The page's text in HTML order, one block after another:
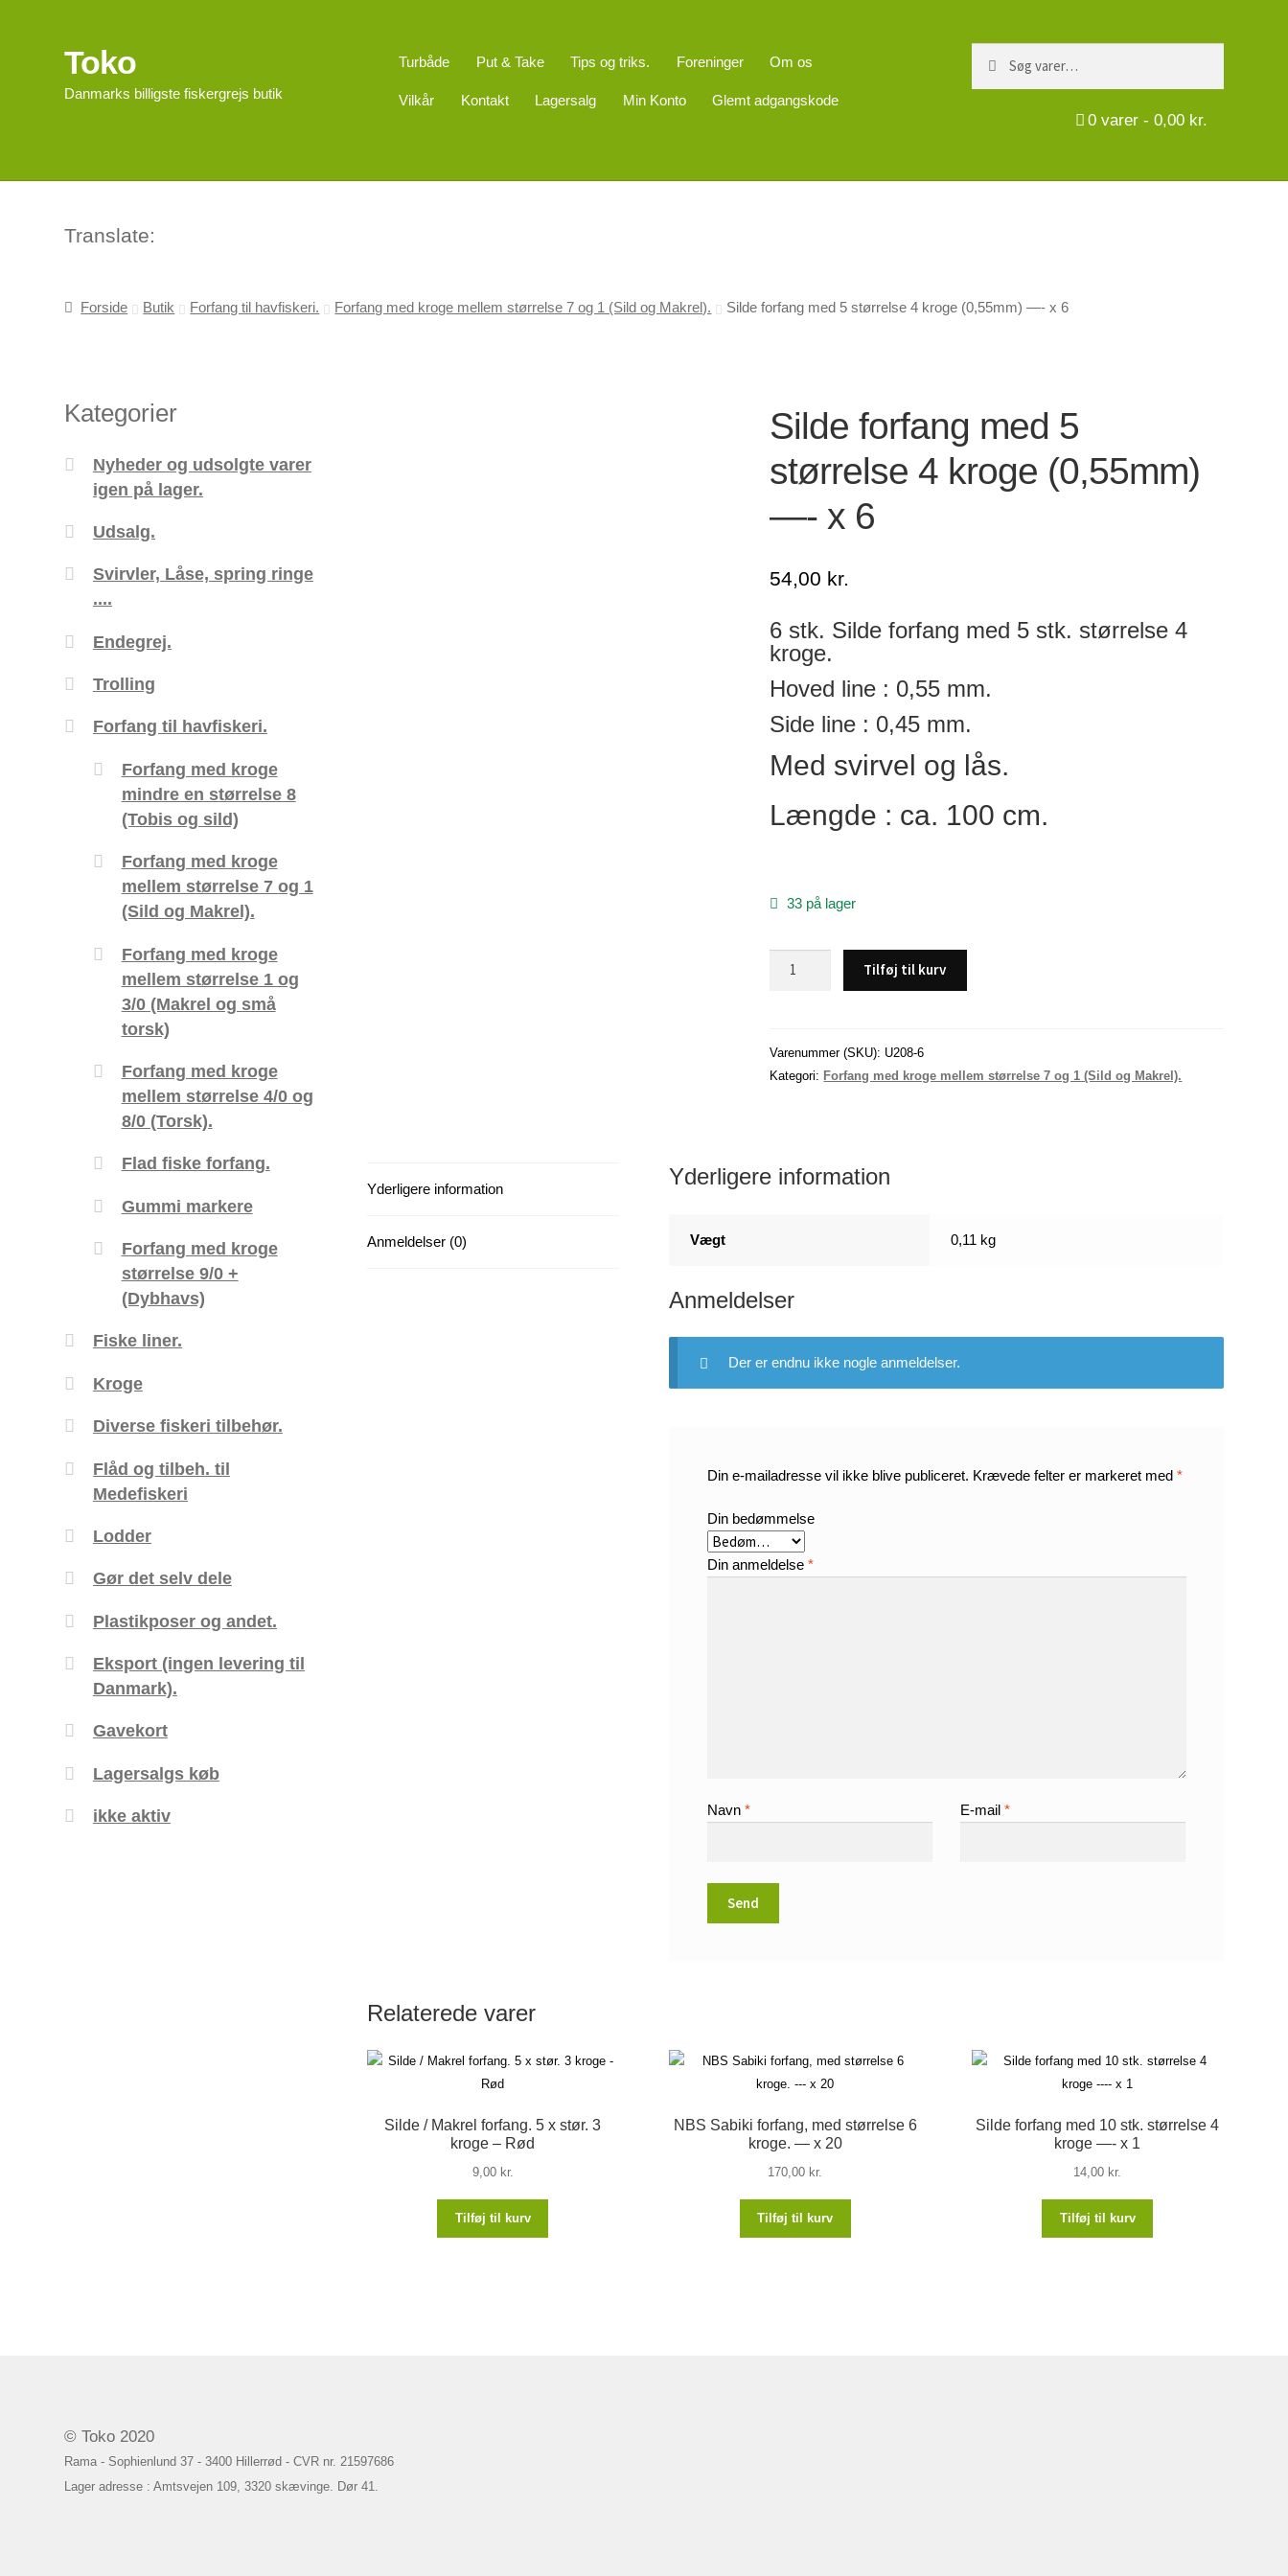
Spring
til
navigation
Spring
til
indhold
Toko
Danmarks billigste fiskergrejs butik
Turbåde Put & Take Tips og triks. Foreninger Om os
Vilkår Kontakt Lagersalg Min Konto Glemt adgangskode
0varer - 0,00 kr.
Translate:
Forside Butik Forfang til havfiskeri. Forfang med kroge mellem størrelse 7 og 1 (Sild og Makrel). Silde forfang med 5 størrelse 4 kroge (0,55mm) —- x 6
Silde forfang med 5
størrelse 4 kroge (0,55mm)
—- x 6
54,00 kr.
6 stk. Silde forfang med 5 stk. størrelse 4
kroge.
Hoved line : 0,55 mm.
Side line : 0,45 mm.
Med svirvel og lås.
Længde : ca. 100 cm.
33 på lager
størrelse
4
Tilføj til kurv
Varenummer (SKU): U208-6
Kategori: Forfang med kroge mellem størrelse 7 og 1 (Sild og Makrel).
Yderligere information
Anmeldelser (0)
Yderligere information
Vægt 0,11 kg
Anmeldelser
Der er endnu ikke nogle anmeldelser.
Din e-mailadresse vil ikke blive publiceret. Krævede felter er markeret med *
Din bedømmelse
Din anmeldelse *
Navn * E-mail *
Relaterede varer
Silde / Makrel forfang. 5 x stør. 3
kroge – Rød
9,00 kr.
Tilføj til kurv
NBS Sabiki forfang, med størrelse 6
kroge. — x 20
170,00 kr.
Tilføj til kurv
Silde forfang med 10 stk. størrelse 4
kroge —- x 1
14,00 kr.
Tilføj til kurv
Kategorier
Nyheder og udsolgte varer
igen på lager.
Udsalg.
Svirvler, Låse, spring ringe
....
Endegrej.
Trolling
Forfang til havfiskeri.
Forfang med kroge
mindre en størrelse 8
(Tobis og sild)
Forfang med kroge
mellem størrelse 7 og 1
(Sild og Makrel).
Forfang med kroge
mellem størrelse 1 og
3/0 (Makrel og små
torsk)
Forfang med kroge
mellem størrelse 4/0 og
8/0 (Torsk).
Flad fiske forfang.
Gummi markere
Forfang med kroge
størrelse 9/0 +
(Dybhavs)
Fiske liner.
Kroge
Diverse fiskeri tilbehør.
Flåd og tilbeh. til
Medefiskeri
Lodder
Gør det selv dele
Plastikposer og andet.
Eksport (ingen levering til
Danmark).
Gavekort
Lagersalgs køb
ikke aktiv
© Toko 2020
Rama - Sophienlund 37 - 3400 Hillerrød - CVR nr. 21597686
Lager adresse : Amtsvejen 109, 3320 skævinge. Dør 41.